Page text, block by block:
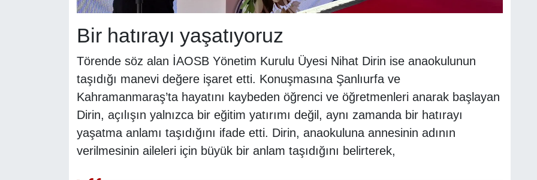
Bir hatırayı yaşatıyoruz
Törende söz alan İAOSB Yönetim Kurulu Üyesi Nihat Dirin ise anaokulunun
taşıdığı manevi değere işaret etti. Konuşmasına Şanlıurfa ve
Kahramanmaraş’ta hayatını kaybeden öğrenci ve öğretmenleri anarak başlayan
Dirin, açılışın yalnızca bir eğitim yatırımı değil, aynı zamanda bir hatırayı
yaşatma anlamı taşıdığını ifade etti. Dirin, anaokuluna annesinin adının
verilmesinin aileleri için büyük bir anlam taşıdığını belirterek,